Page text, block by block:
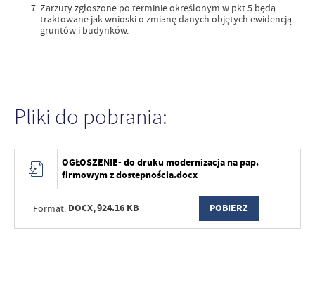
Zarzuty zgłoszone po terminie określonym w pkt 5 będą
traktowane jak wnioski o zmianę danych objętych ewidencją
gruntów i budynków.
Pliki do pobrania:
OGŁOSZENIE- do druku modernizacja na pap.
firmowym z dostepnościa.docx
Format: DOCX,924.16 KB POBIERZ